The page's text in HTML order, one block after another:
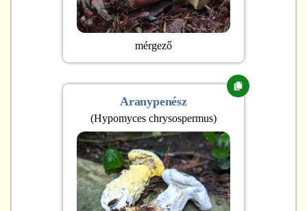
mérgező
Aranypenész
(Hypomyces chrysospermus)